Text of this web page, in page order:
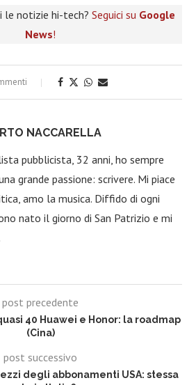
le notizie hi-tech? Seguici su Google
News!
NACCARELLA
pubblicista, 32 anni, ho sempre
grande passione: scrivere. Mi piace
amo la musica. Diffido di ogni
nato il giorno di San Patrizio e mi
post precedente
40 Huawei e Honor: la roadmap
(Cina)
post successivo
degli abbonamenti USA: stessa